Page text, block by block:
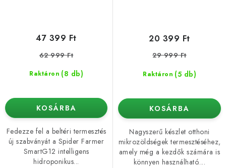
Raktáron (8 db)
47 399 Ft
62 999 Ft
KOSÁRBA
Fedezze fel a beltéri termesztés
új szabványát a Spider Farmer
SmartG12 intelligens
hidroponikus...
Raktáron (5 db)
20 399 Ft
29 999 Ft
KOSÁRBA
Nagyszerű készlet otthoni
mikrozöldségek termesztéséhez,
amely még a kezdők számára is
könnyen használható....